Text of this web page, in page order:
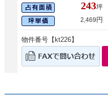
243坪
2,469 円
物件番号【kt226】